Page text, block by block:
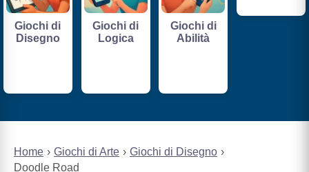
Home Giochi di Arte
Giochi di Disegno
Doodle Road
Giochi di
Disegno
Giochi di
Logica
Giochi di
Abilità